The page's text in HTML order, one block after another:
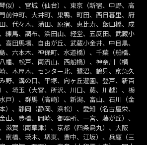
似）、宮城（仙台）、東京（新宿、中野、高
前仲町、大井町、巣鴨、町田、西日暮里、府
、代々木、蒲田、原宿、恵比寿、飯田橋、成
練馬、調布、浜田山、経堂、五反田、武蔵小
高田馬場、自由が丘、武蔵小金井、中目黒、
、六本木、神保町、水道橋）、千葉（船橋、
幡、松戸、南流山、西船橋）、神奈川（横
、本厚木、センター北、鷺沼、鶴見、京急久
野、溝の口、平塚、向ヶ丘遊園、登戸、新百
、埼玉（大宮、所沢、川口、蕨、川越）、栃
戸）、群馬（高崎）、新潟、富山、石川（金
）、静岡（静岡、浜松）、愛知（名古屋栄、
山、豊橋、岡崎、御器所、一宮、藤が丘）、
滋賀（南草津）、京都（四条烏丸）、大阪
京橋、茨木、堺東、豊中、江坂）、兵庫（三